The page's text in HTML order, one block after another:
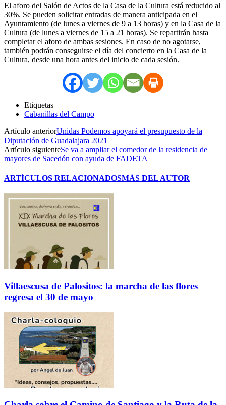
El aforo del Salón de Actos de la Casa de la Cultura está reducido al
30%. Se pueden solicitar entradas de manera anticipada en el
Ayuntamiento (de lunes a viernes de 9 a 13 horas) y en la Casa de la
Cultura (de lunes a viernes de 15 a 21 horas). Se repartirán hasta
completar el aforo de ambas sesiones. En caso de no agotarse,
también podrán conseguirse el día del concierto en la Casa de la
Cultura, desde una hora antes del inicio de cada sesión.
Etiquetas
Cabanillas del Campo
Artículo anteriorUnidas Podemos apoyará el presupuesto de la
Diputación de Guadalajara 2021
Artículo siguienteSe va a ampliar el comedor de la residencia de
mayores de Sacedón con ayuda de FADETA
ARTÍCULOS RELACIONADOSMÁS DEL AUTOR
Villaescusa de Palositos: la marcha de las flores
regresa el 30 de mayo